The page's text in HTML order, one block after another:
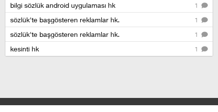
1
bilgi sözlük android uygulaması hk
1
sözlük'te başgösteren reklamlar hk.
1
sözlük'te başgösteren reklamlar hk.
1
kesinti hk